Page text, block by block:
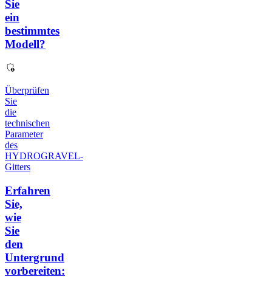
Sie
ein
bestimmtes
Modell?
Überprüfen
Sie
die
technischen
Parameter
des
HYDROGRAVEL-
Gitters
Erfahren
Sie,
wie
Sie
den
Untergrund
vorbereiten: